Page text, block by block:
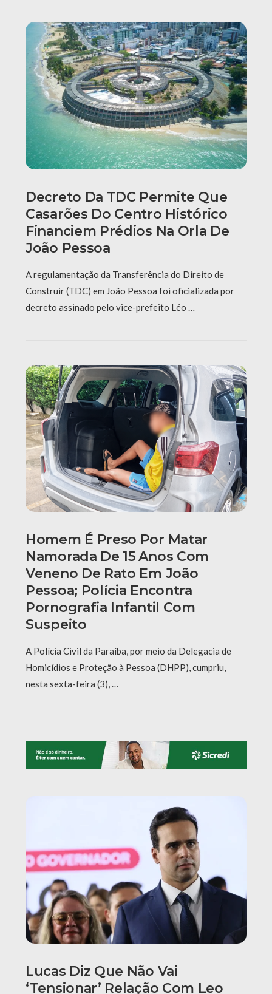
Decreto Da TDC Permite Que
Casarões Do Centro Histórico
Financiem Prédios Na Orla De
João Pessoa
A regulamentação da Transferência do Direito de
Construir (TDC) em João Pessoa foi oficializada por
decreto assinado pelo vice-prefeito Léo …
Homem É Preso Por Matar
Namorada De 15 Anos Com
Veneno De Rato Em João
Pessoa; Polícia Encontra
Pornografia Infantil Com
Suspeito
A Polícia Civil da Paraíba, por meio da Delegacia de
Homicídios e Proteção à Pessoa (DHPP), cumpriu,
nesta sexta-feira (3), …
Lucas Diz Que Não Vai
‘tensionar’ Relação Com Leo